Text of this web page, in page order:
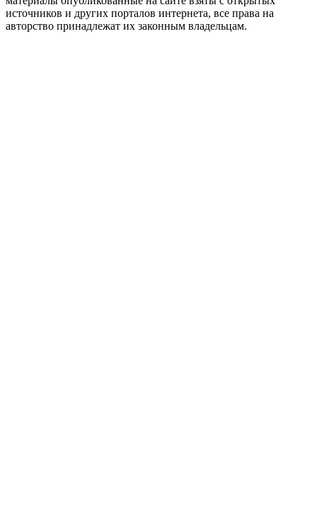
источников и других порталов интернета, все права на
авторство принадлежат их законным владельцам.